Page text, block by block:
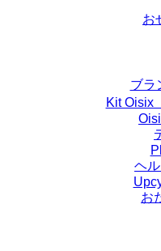
お
ブラ
Kit Oisix
ヘ
お